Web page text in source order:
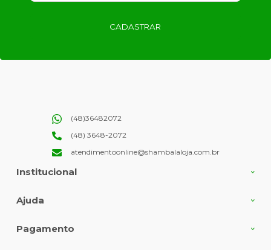
CADASTRAR
Institucional
Ajuda
(48)36482072
(48) 3648-2072
atendimentoonline@shambalaloja.com.br
Pagamento